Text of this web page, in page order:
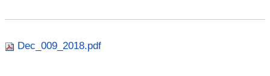
Dec_009_2018.pdf